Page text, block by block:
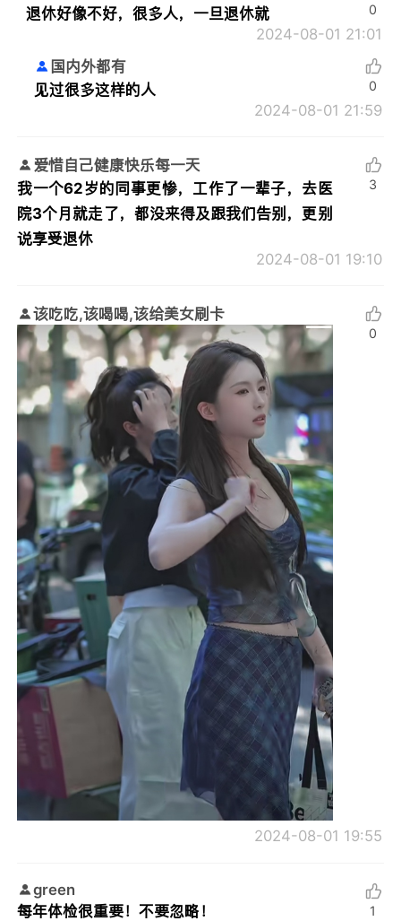
退休好像不好，很多人，一旦退休就
2024-08-01 21:01
0
国内外都有
见过很多这样的人
2024-08-01 21:59
0
爱惜自己健康快乐每一天
我一个62岁的同事更惨，工作了一辈子，去医
院3个月就走了，都没来得及跟我们告别，更别
说享受退休
2024-08-01 19:10
3
该吃吃,该喝喝,该给美女刷卡
2024-08-01 19:55
0
green
每年体检很重要！不要忽略！
1